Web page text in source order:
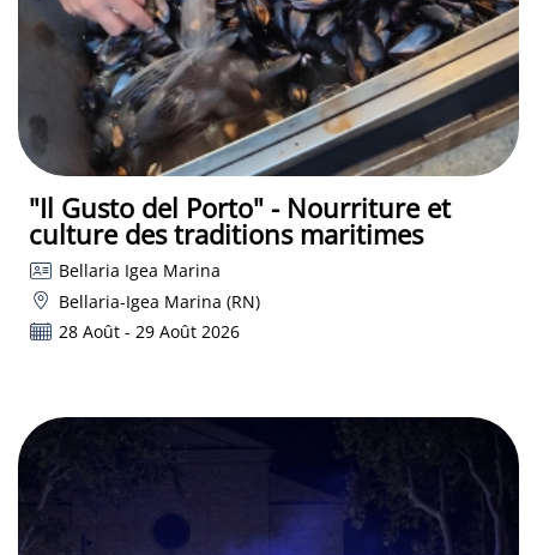
"Il Gusto del Porto" - Nourriture et
culture des traditions maritimes
Bellaria Igea Marina
Bellaria-Igea Marina (RN)
28 Août - 29 Août 2026